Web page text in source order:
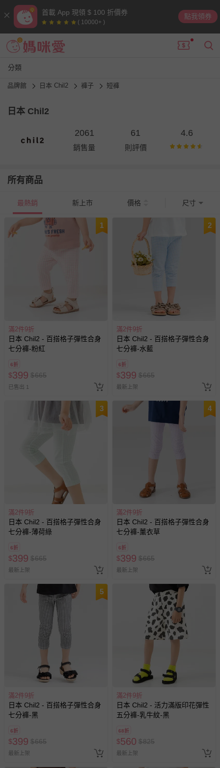
首載 App 現領 $ 100 折價券
( 10000+ )
點我領券
分類
品牌館 日本 Chil2 褲子 短褲
日本 Chil2
2061
銷售量
61
則評價
4.6
所有商品
最熱銷 新上市 價格 尺寸
1
滿2件9折
日本 Chil2 - 百搭格子彈性合身
七分褲-粉紅
6折
$399 $665
已售出 1
2
滿2件9折
日本 Chil2 - 百搭格子彈性合身
七分褲-水藍
6折
$399 $665
最新上架
3
滿2件9折
日本 Chil2 - 百搭格子彈性合身
七分褲-薄荷綠
6折
$399 $665
最新上架
4
滿2件9折
日本 Chil2 - 百搭格子彈性合身
七分褲-薰衣草
6折
$399 $665
最新上架
5
滿2件9折
日本 Chil2 - 百搭格子彈性合身
七分褲-黑
6折
$399 $665
最新上架
滿2件9折
日本 Chil2 - 活力滿版印花彈性
五分褲-乳牛紋-黑
68折
$560 $825
最新上架